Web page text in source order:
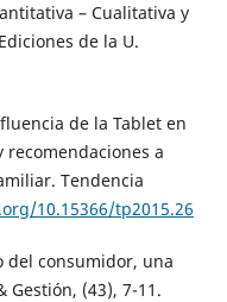
– Cualitativa y
de la U.
de la Tablet en
a
Tendencia
10.15366/tp2015.26
del consumidor, una
Gestión, (43), 7-11.